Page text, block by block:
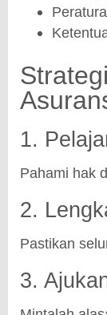
1.
Pahami hak
2.
Pastikan
3.